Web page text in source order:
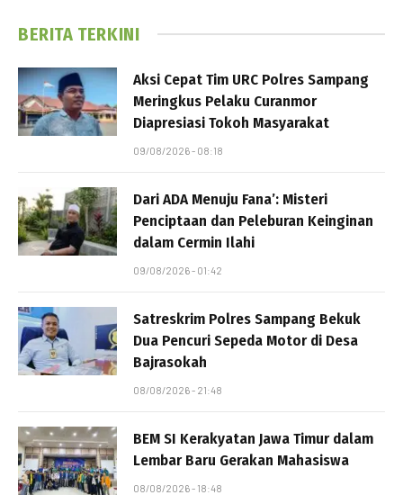
BERITA TERKINI
Aksi Cepat Tim URC Polres Sampang
Meringkus Pelaku Curanmor
Diapresiasi Tokoh Masyarakat
09/08/2026 - 08:18
Dari ADA Menuju Fana’: Misteri
Penciptaan dan Peleburan Keinginan
dalam Cermin Ilahi
09/08/2026 - 01:42
Satreskrim Polres Sampang Bekuk
Dua Pencuri Sepeda Motor di Desa
Bajrasokah
08/08/2026 - 21:48
BEM SI Kerakyatan Jawa Timur dalam
Lembar Baru Gerakan Mahasiswa
08/08/2026 - 18:48